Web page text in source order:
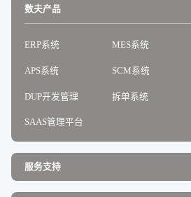
数夫产品
ERP系统 MES系统
APS系统 SCM系统
DUP开发管理 拆单系统
SAAS管理平台
服务支持